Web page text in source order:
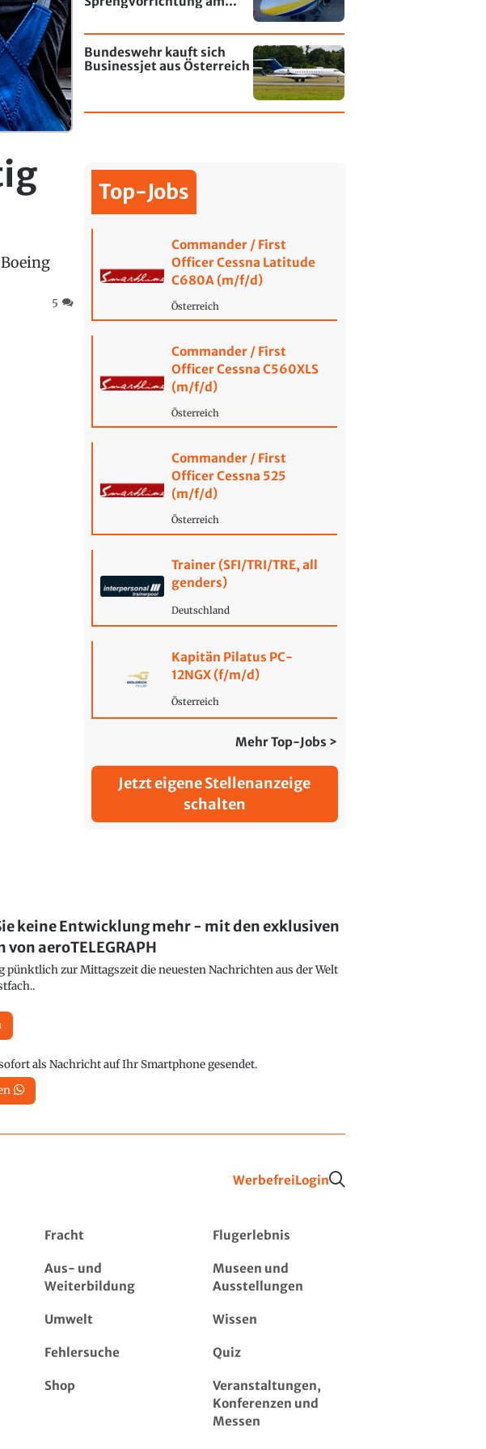
5
Bundeswehr kauft sich
Businessjet aus Österreich
Top-Jobs
Commander / First
Officer Cessna Latitude
C680A (m/f/d)
Österreich
Commander / First
Officer Cessna C560XLS
(m/f/d)
Österreich
Commander / First
Officer Cessna 525
(m/f/d)
Österreich
Trainer (SFI/TRI/TRE, all
genders)
Deutschland
Kapitän Pilatus PC-
12NGX (f/m/d)
Österreich
Mehr Top-Jobs >
Jetzt eigene Stellenanzeige
schalten
keine Entwicklung mehr - mit den exklusiven
aeroTELEGRAPH
zur Mittagszeit die neuesten Nachrichten aus der Welt
als Nachricht auf Ihr Smartphone gesendet.
WerbefreiLogin
Fracht Flugerlebnis
Aus- und
Weiterbildung
Museen und
Ausstellungen
Umwelt Wissen
Fehlersuche Quiz
Shop
Veranstaltungen,
Konferenzen und
Messen